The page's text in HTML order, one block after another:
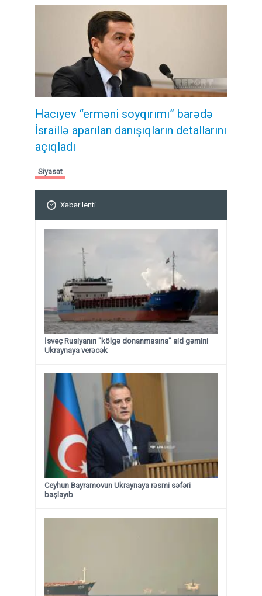
Hacıyev “erməni soyqırımı” barədə
İsraillə aparılan danışıqların detallarını
açıqladı
Siyasət
Xəbər lenti
İsveç Rusiyanın "kölgə donanmasına" aid gəmini
Ukraynaya verəcək
Ceyhun Bayramovun Ukraynaya rəsmi səfəri
başlayıb